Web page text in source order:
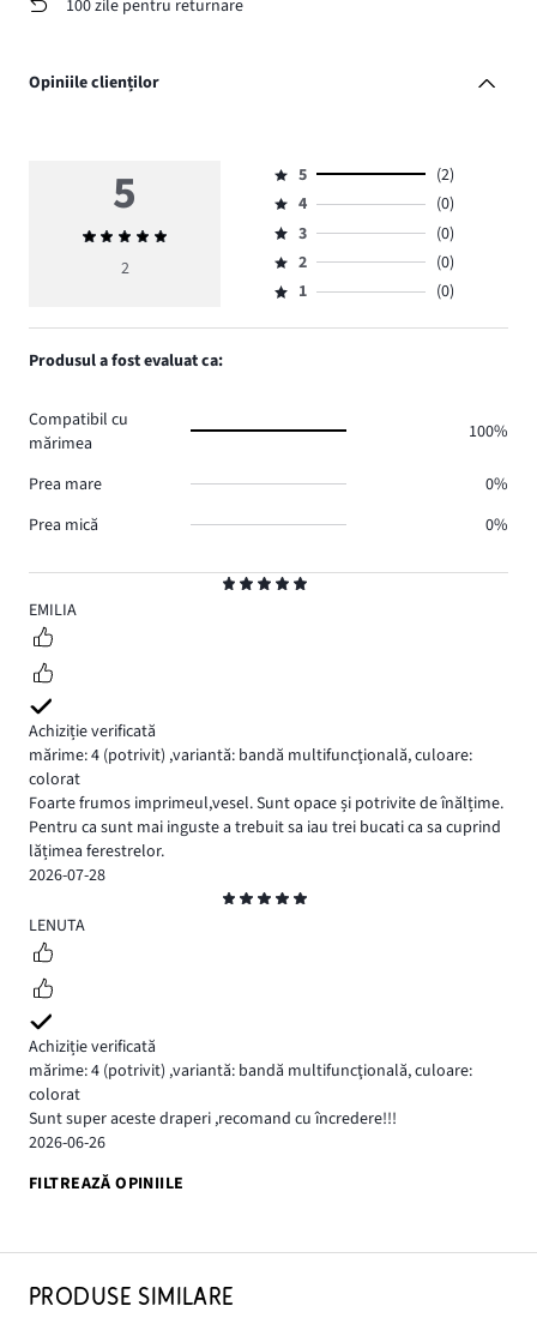
100 zile pentru returnare
Opiniile clienților
5
EMILIA
Achiziție verificată
mărime: 4 (potrivit) ,variantă: bandă multifuncţională,culoare:
colorat
Foarte frumos imprimeul,vesel. Sunt opace și potrivite de înălțime.
Pentru ca sunt mai inguste a trebuit sa iau trei bucati ca sa cuprind
lățimea ferestrelor.
2026-07-28
5LENUTA
Achiziție verificată
mărime: 4 (potrivit) ,variantă: bandă multifuncţională,culoare:
colorat
Sunt super aceste draperi ,recomand cu încredere!!!
2026-06-26
FILTREAZĂ OPINIILE
5
Evaluarea
medie
2
Evaluare
5,
numărul
de
voturi
2.
5
(2)
Evaluare
4,
numărul
de
0.
4
(0)
Evaluare
3,
numărul
3
(0)
Evaluare
2,
2
(0)
Evaluare
1,
1 (0)
Produsul a fost evaluat ca:
Compatibil cu
mărimea
100%
Prea mare
0%
Prea mică
0%
PRODUSE SIMILARE